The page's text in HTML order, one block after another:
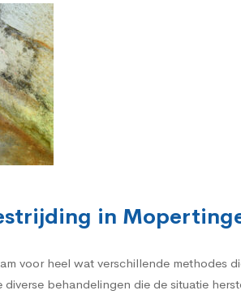
in
voor heel wat verschillende
behandelingen die de situatie